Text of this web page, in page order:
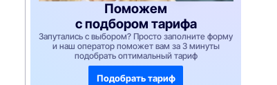
Поможем
с подбором тарифа
Запутались с выбором? Просто заполните форму
и наш оператор поможет вам за 3 минуты
подобрать оптимальный тариф
Подобрать тариф